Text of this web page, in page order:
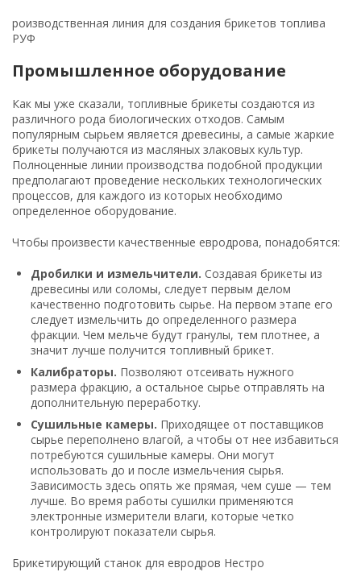
роизводственная линия для создания брикетов топлива
РУФ
Промышленное оборудование
Как мы уже сказали, топливные брикеты создаются из
различного рода биологических отходов. Самым
популярным сырьем является древесины, а самые жаркие
брикеты получаются из масляных злаковых культур.
Полноценные линии производства подобной продукции
предполагают проведение нескольких технологических
процессов, для каждого из которых необходимо
определенное оборудование.
Чтобы произвести качественные евродрова, понадобятся:
Дробилки и измельчители. Создавая брикеты из
древесины или соломы, следует первым делом
качественно подготовить сырье. На первом этапе его
следует измельчить до определенного размера
фракции. Чем мельче будут гранулы, тем плотнее, а
значит лучше получится топливный брикет.
Калибраторы. Позволяют отсеивать нужного
размера фракцию, а остальное сырье отправлять на
дополнительную переработку.
Сушильные камеры. Приходящее от поставщиков
сырье переполнено влагой, а чтобы от нее избавиться
потребуются сушильные камеры. Они могут
использовать до и после измельчения сырья.
Зависимость здесь опять же прямая, чем суше — тем
лучше. Во время работы сушилки применяются
электронные измерители влаги, которые четко
контролируют показатели сырья.
Брикетирующий станок для евродров Нестро